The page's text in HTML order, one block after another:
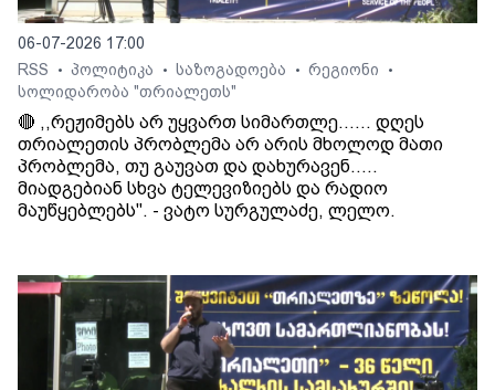
06-07-2026 17:00
RSS
• პოლიტიკა • საზოგადოება • რეგიონი •
სოლიდარობა "თრიალეთს"
🔴 ,,რეჟიმებს არ უყვართ სიმართლე...... დღეს
თრიალეთის პრობლემა არ არის მხოლოდ მათი
პრობლემა, თუ გაუვათ და დახურავენ.....
მიადგებიან სხვა ტელევიზიებს და რადიო
მაუწყებლებს". - ვატო სურგულაძე, ლელო.